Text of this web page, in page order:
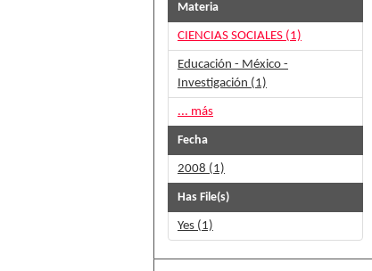
Materia
CIENCIAS SOCIALES (1)
Educación - México -
Investigación (1)
... más
Fecha
2008 (1)
Has File(s)
Yes (1)